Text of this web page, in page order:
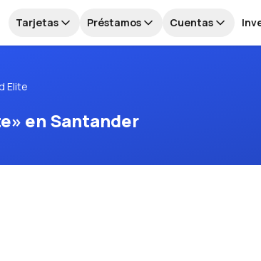
Tarjetas Préstamos Cuentas
Elite
en Santander